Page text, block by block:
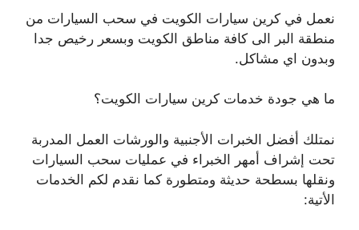
نعمل في كرين سيارات الكويت في سحب السيارات من
منطقة البر الى كافة مناطق الكويت وبسعر رخيص جدا
وبدون اي مشاكل.
ما هي جودة خدمات كرين سيارات الكويت؟
نمتلك أفضل الخبرات الأجنبية والورشات العمل المدربة
تحت إشراف أمهر الخبراء في عمليات سحب السيارات
ونقلها بسطحة حديثة ومتطورة كما نقدم لكم الخدمات
الأتية: